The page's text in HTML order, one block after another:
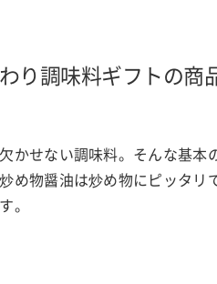
り調味料ギフトの商
かせない調味料。そんな基本
め物醤油は炒め物にピッタリ
。